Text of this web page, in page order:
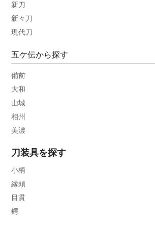
新刀
新々刀
現代刀
五ケ伝から探す
備前
大和
山城
相州
美濃
刀装具を探す
小柄
縁頭
目貫
鍔